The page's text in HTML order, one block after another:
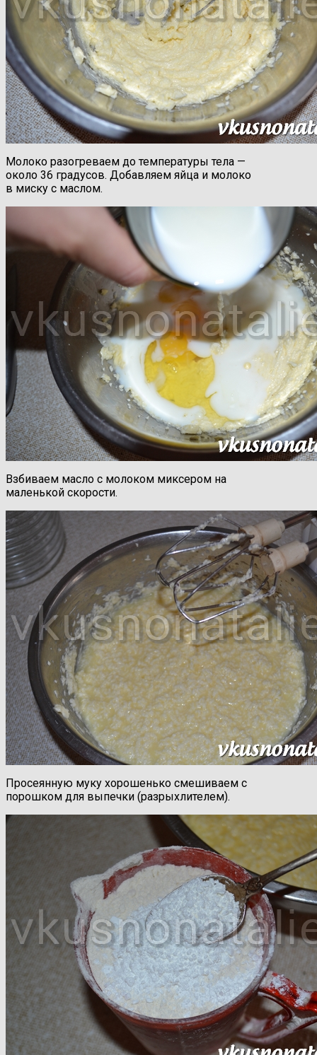
Молоко разогреваем до температуры тела —
около 36 градусов. Добавляем яйца и молоко
в миску с маслом.
Взбиваем масло с молоком миксером на
маленькой скорости.
Просеянную муку хорошенько смешиваем с
порошком для выпечки (разрыхлителем).